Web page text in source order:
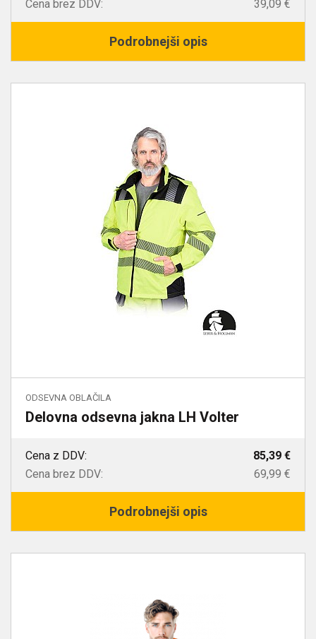
Cena brez DDV: 39,09 €
Podrobnejši opis
ODSEVNA OBLAČILA
Delovna odsevna jakna LH Volter
Cena z DDV:
85,39 €
Cena brez DDV:
69,99 €
Podrobnejši opis